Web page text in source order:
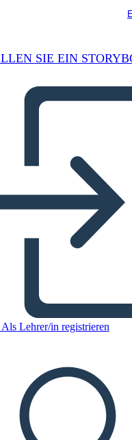
SIE EIN
Als Lehrer/in registrieren
di Voto
STORYBOARD
MIR VOR